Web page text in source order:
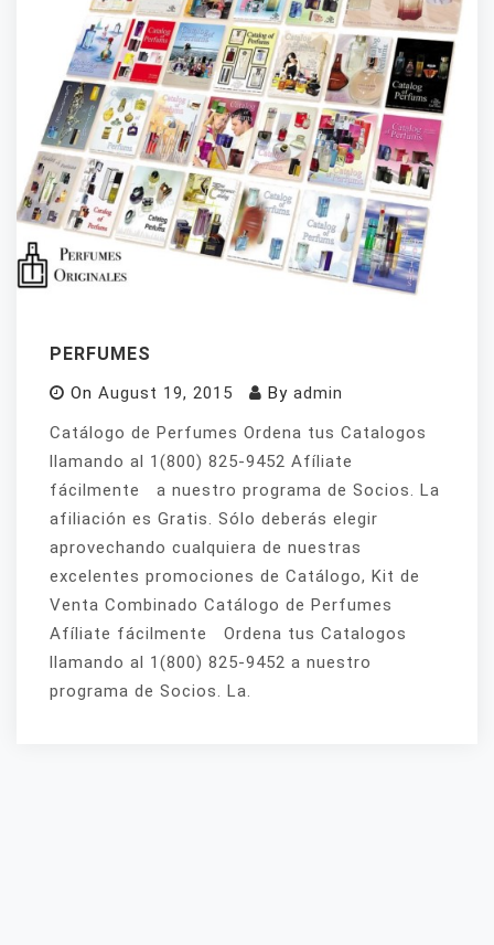
PERFUMES
On August 19, 2015 By admin
Catálogo de Perfumes Ordena tus Catalogos
llamando al 1(800) 825-9452 Afíliate
fácilmente a nuestro programa de Socios. La
afiliación es Gratis. Sólo deberás elegir
aprovechando cualquiera de nuestras
excelentes promociones de Catálogo, Kit de
Venta Combinado Catálogo de Perfumes
Afíliate fácilmente Ordena tus Catalogos
llamando al 1(800) 825-9452 a nuestro
programa de Socios. La.